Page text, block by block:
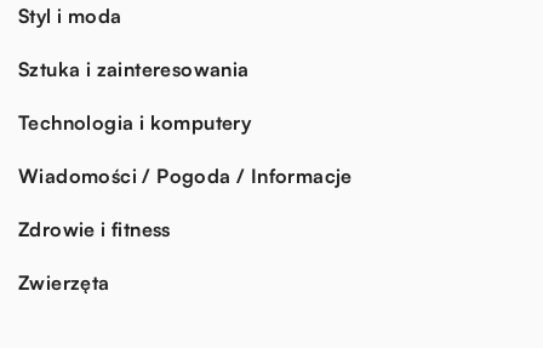
Styl i moda
Sztuka i zainteresowania
Technologia i komputery
Wiadomości / Pogoda / Informacje
Zdrowie i fitness
Zwierzęta